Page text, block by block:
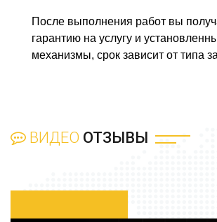
После выполнения работ вы
гарантию на услугу и
механизмы, срок зависит от типа
ВИДЕО ОТЗЫВЫ